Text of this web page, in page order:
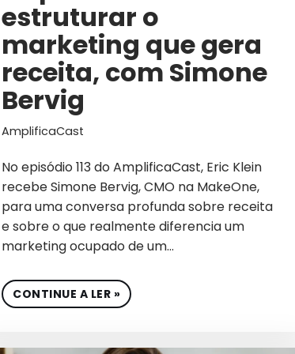
GESTÃO DE MARCA
GESTÃO DE REDES
GOOGLE ADS 2026
GROWTH
estruturar o
marketing que gera
receita, com Simone
Bervig
AmplificaCast
No episódio 113 do AmplificaCast, Eric Klein
recebe Simone Bervig, CMO na MakeOne,
para uma conversa profunda sobre receita
e sobre o que realmente diferencia um
marketing ocupado de um…
CONTINUE A LER »